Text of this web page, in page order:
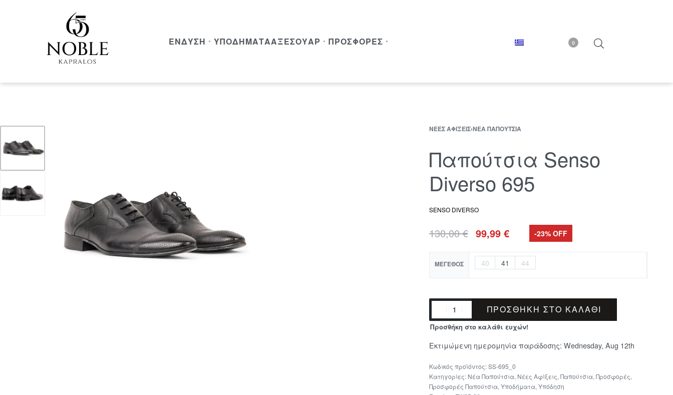
ΈΝΔΥΣΗ ΥΠΟΔΉΜΑΤΑΑΞΕΣΟΥΆΡ ΠΡΟΣΦΟΡΈΣ 0
ΝΈΕΣ ΑΦΊΞΕΙΣ›ΝΈΑ ΠΑΠΟΎΤΣΙΑ
Παπούτσια Senso
Diverso 695
SENSO DIVERSO
130,00€ 99,99€ -23% OFF
ΜΈΓΕΘΟΣ 40 41 44
ΠΡΟΣΘΉΚΗ ΣΤΟ ΚΑΛΆΘΙ
Προσθήκη στο καλάθι ευχών!
Εκτιμώμενη ημερομηνία παράδοσης: Wednesday, Aug 12th
SS-695_0
Κατηγορίες: Νέα Παπούτσια, Νέες Αφίξεις,Παπούτσια,Προσφορές,
Προσφορές Παπούτσια,Υποδήματα,Υπόδηση